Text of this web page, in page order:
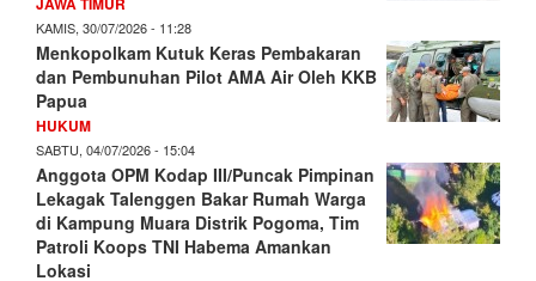
KAMIS, 30/07/2026 - 11:28
Menkopolkam Kutuk Keras Pembakaran
dan Pembunuhan Pilot AMA Air Oleh KKB
Papua
HUKUM
SABTU, 04/07/2026 - 15:04
Anggota OPM Kodap III/Puncak Pimpinan
Lekagak Talenggen Bakar Rumah Warga
di Kampung Muara Distrik Pogoma, Tim
Patroli Koops TNI Habema Amankan
Lokasi